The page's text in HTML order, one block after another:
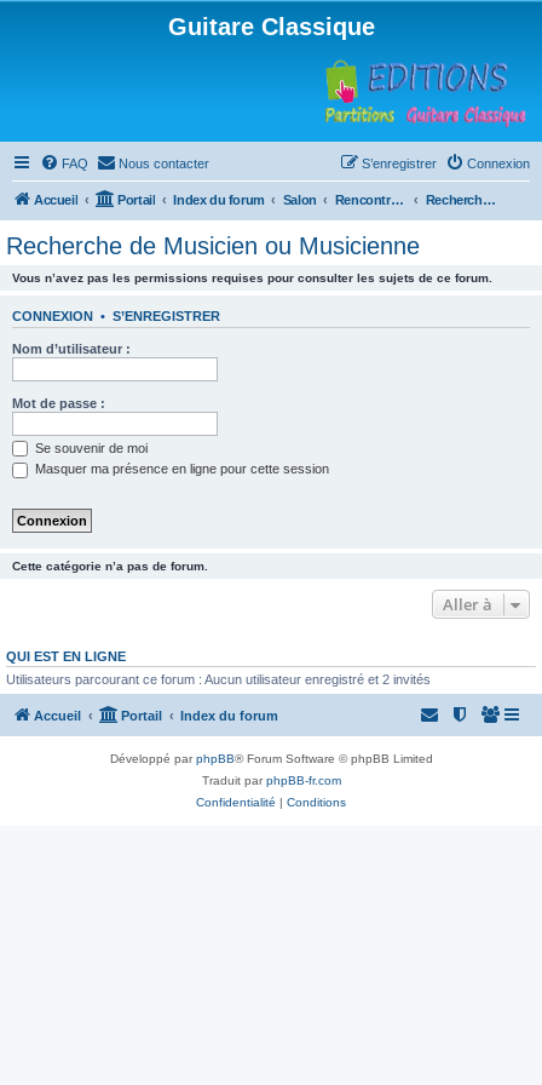
Guitare Classique
FAQ Nous contacter Connexion
S’enregistrer
Accueil Portail Index du forum Salon Rencontres musicales Recherche de Musicien ou Musicienne
Recherche de Musicien ou Musicienne
Vous n’avez pas les permissions requises pour consulter les sujets de ce forum.
CONNEXION • S’ENREGISTRER
Nom d’utilisateur :
Mot de passe :
Se souvenir de moi
Masquer ma présence en ligne pour cette session
Cette catégorie n’a pas de forum.
Aller à
QUI EST EN LIGNE
Utilisateurs parcourant ce forum : Aucun utilisateur enregistré et 2 invités
Accueil Portail Index du forum
Développé parphpBB® Forum Software © phpBB Limited
Traduit parphpBB-fr.com
Confidentialité | Conditions